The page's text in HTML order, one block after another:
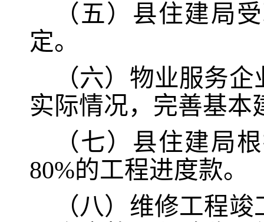
（五）县住建局
定。
（六）物业服务
实际情况，完善基本
（七）县住建局
80%的工程进度款。
（八）维修工程